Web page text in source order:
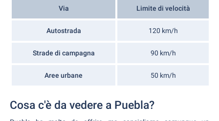
Via Limite di velocità
Autostrada 120 km/h
Strade di campagna 90 km/h
Aree urbane 50 km/h
Cosa c'è da vedere a Puebla?